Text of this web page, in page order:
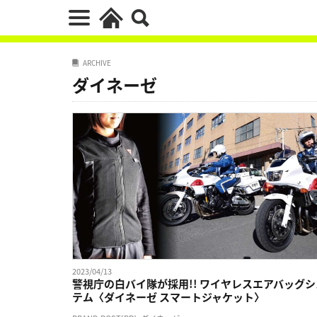
ARCHIVE
ダイネーゼ
2023/04/13
警視庁の白バイ隊が採用!! ワイヤレスエアバッグシ
テム〈ダイネーゼ スマートジャケット〉